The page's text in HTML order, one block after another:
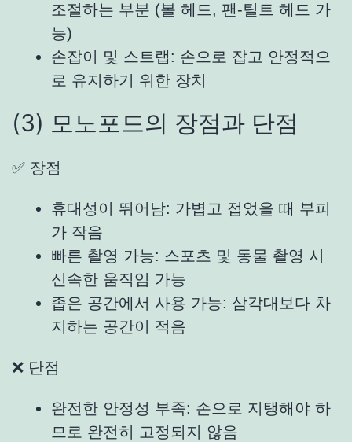
조절하는 부분 (볼 헤드, 팬-틸트 헤드 가
능)
손잡이 및 스트랩: 손으로 잡고 안정적으
로 유지하기 위한 장치
(3) 모노포드의 장점과 단점
✅ 장점
휴대성이 뛰어남: 가볍고 접었을 때 부피
가 작음
빠른 촬영 가능: 스포츠 및 동물 촬영 시
신속한 움직임 가능
좁은 공간에서 사용 가능: 삼각대보다 차
지하는 공간이 적음
❌ 단점
완전한 안정성 부족: 손으로 지탱해야 하
므로 완전히 고정되지 않음